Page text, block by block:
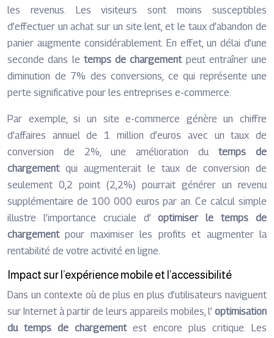
les revenus. Les visiteurs sont moins susceptibles
d’effectuer un achat sur un site lent, et le taux d’abandon de
panier augmente considérablement. En effet, un délai d’une
seconde dans le temps de chargement peut entraîner une
diminution de 7% des conversions, ce qui représente une
perte significative pour les entreprises e-commerce.
Par exemple, si un site e-commerce génère un chiffre
d’affaires annuel de 1 million d’euros avec un taux de
conversion de 2%, une amélioration du temps de
chargement qui augmenterait le taux de conversion de
seulement 0,2 point (2,2%) pourrait générer un revenu
supplémentaire de 100 000 euros par an. Ce calcul simple
illustre l’importance cruciale d’optimiser le temps de
chargementpour maximiser les profits et augmenter la
rentabilité de votre activité en ligne.
Impact sur l’expérience mobile et l’accessibilité
Dans un contexte où de plus en plus d’utilisateurs naviguent
sur Internet à partir de leurs appareils mobiles, l’ optimisation
du temps de chargement est encore plus critique. Les